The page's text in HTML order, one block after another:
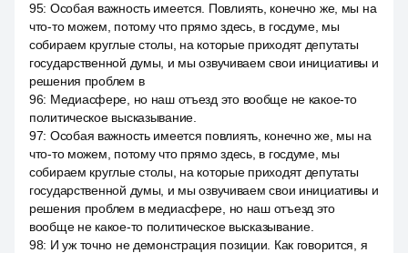
95: Особая важность имеется. Повлиять, конечно же, мы на
что-то можем, потому что прямо здесь, в госдуме, мы
собираем круглые столы, на которые приходят депутаты
государственной думы, и мы озвучиваем свои инициативы и
решения проблем в
96: Медиасфере, но наш отъезд это вообще не какое-то
политическое высказывание.
97: Особая важность имеется повлиять, конечно же, мы на
что-то можем, потому что прямо здесь, в госдуме, мы
собираем круглые столы, на которые приходят депутаты
государственной думы, и мы озвучиваем свои инициативы и
решения проблем в медиасфере, но наш отъезд это
вообще не какое-то политическое высказывание.
98: И уж точно не демонстрация позиции. Как говорится, я